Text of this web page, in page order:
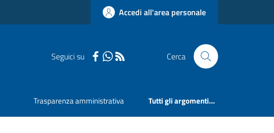
Accedi all'area personale
Seguici su Cerca
Trasparenza amministrativa Tutti gli argomenti...